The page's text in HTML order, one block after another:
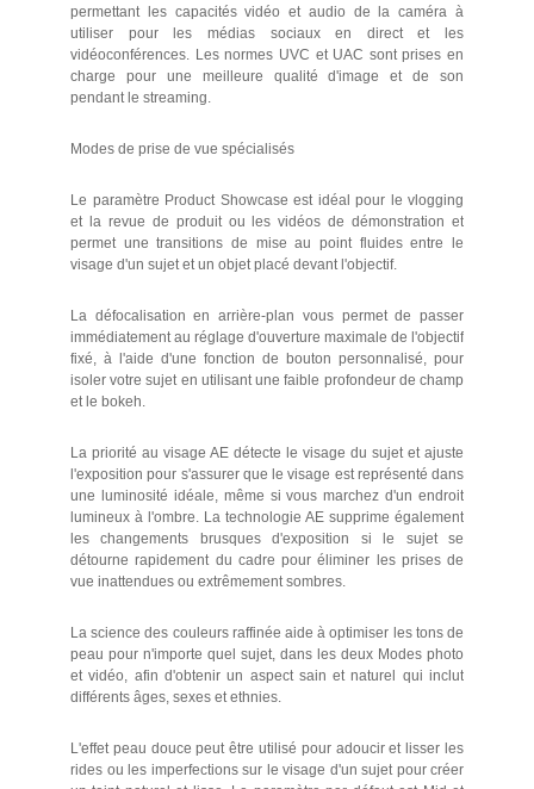
permettant les capacités vidéo et audio de la caméra à
utiliser pour les médias sociaux en direct et les
vidéoconférences. Les normes UVC et UAC sont prises en
charge pour une meilleure qualité d'image et de son
pendant le streaming.
Modes de prise de vue spécialisés
Le paramètre Product Showcase est idéal pour le vlogging
et la revue de produit ou les vidéos de démonstration et
permet une transitions de mise au point fluides entre le
visage d'un sujet et un objet placé devant l'objectif.
La défocalisation en arrière-plan vous permet de passer
immédiatement au réglage d'ouverture maximale de l'objectif
fixé, à l'aide d'une fonction de bouton personnalisé, pour
isoler votre sujet en utilisant une faible profondeur de champ
et le bokeh.
La priorité au visage AE détecte le visage du sujet et ajuste
l'exposition pour s'assurer que le visage est représenté dans
une luminosité idéale, même si vous marchez d'un endroit
lumineux à l'ombre. La technologie AE supprime également
les changements brusques d'exposition si le sujet se
détourne rapidement du cadre pour éliminer les prises de
vue inattendues ou extrêmement sombres.
La science des couleurs raffinée aide à optimiser les tons de
peau pour n'importe quel sujet, dans les deux Modes photo
et vidéo, afin d'obtenir un aspect sain et naturel qui inclut
différents âges, sexes et ethnies.
L'effet peau douce peut être utilisé pour adoucir et lisser les
rides ou les imperfections sur le visage d'un sujet pour créer